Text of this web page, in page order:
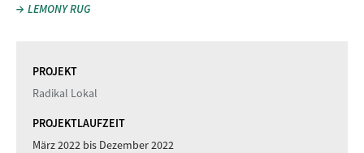
LEMONY RUG
PROJEKT
Radikal Lokal
PROJEKTLAUFZEIT
März 2022 bis Dezember 2022